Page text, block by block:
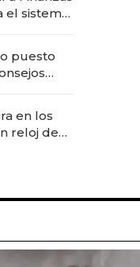
el sistema
puesto
en los
reloj de